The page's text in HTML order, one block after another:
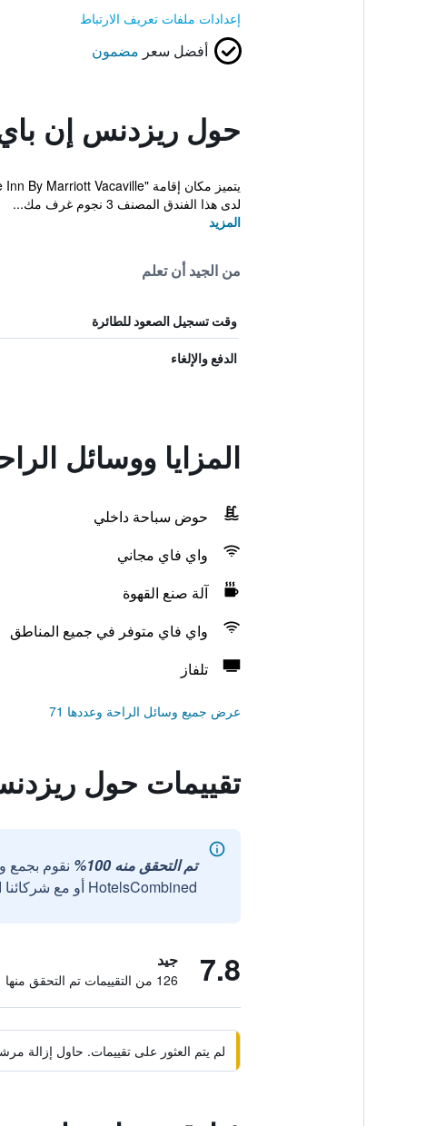
إعدادات ملفات تعريف الارتباط
أفضل سعر مضمون
حول ريزدنس إن
لدى هذا الفندق المصنف 3 نجوم غرف مك...
المزيد
من الجيد أن تعلم
وقت تسجيل الصعود للطائرة
الدفع والإلغاء
المزايا ووسائل
حوض سباحة داخلي
واي فاي مجاني
آلة صنع القهوة
واي فاي متوفر في جميع المناطق
تلفاز
عرض جميع وسائل الراحة وعددها 71
تقييمات حول
تم التحقق منه 100%
نقوم بجمع
HotelsCombined أو مع شركائنا الخارجيين الموثوقين.
7.8 جيد
126 من التقييمات تم التحقق منها
لم يتم العثور على تقييمات. حاول إزالة